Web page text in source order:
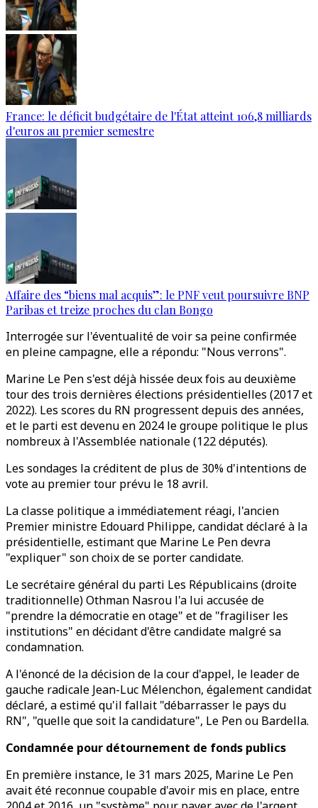
France: le déficit budgétaire de l'État atteint 106,8 milliards
d'euros au premier semestre
Affaire des “biens mal acquis”: le PNF veut poursuivre BNP
Paribas et treize proches du clan Bongo
Interrogée sur l'éventualité de voir sa peine confirmée
en pleine campagne, elle a répondu: "Nous verrons".
Marine Le Pen s'est déjà hissée deux fois au deuxième
tour des trois dernières élections présidentielles (2017 et
2022). Les scores du RN progressent depuis des années,
et le parti est devenu en 2024 le groupe politique le plus
nombreux à l'Assemblée nationale (122 députés).
Les sondages la créditent de plus de 30% d'intentions de
vote au premier tour prévu le 18 avril.
La classe politique a immédiatement réagi, l'ancien
Premier ministre Edouard Philippe, candidat déclaré à la
présidentielle, estimant que Marine Le Pen devra
"expliquer" son choix de se porter candidate.
Le secrétaire général du parti Les Républicains (droite
traditionnelle) Othman Nasrou l'a lui accusée de
"prendre la démocratie en otage" et de "fragiliser les
institutions" en décidant d'être candidate malgré sa
condamnation.
A l'énoncé de la décision de la cour d'appel, le leader de
gauche radicale Jean-Luc Mélenchon, également candidat
déclaré, a estimé qu'il fallait "débarrasser le pays du
RN", "quelle que soit la candidature", Le Pen ou Bardella.
Condamnée pour détournement de fonds publics
En première instance, le 31 mars 2025, Marine Le Pen
avait été reconnue coupable d'avoir mis en place, entre